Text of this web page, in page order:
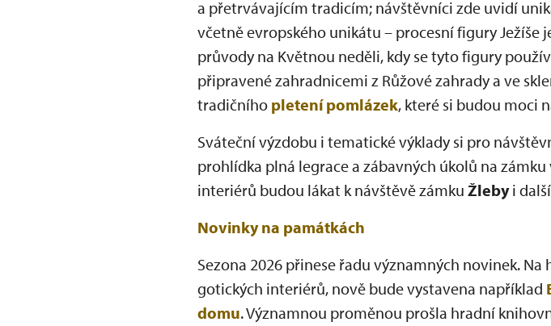
a přetrvávajícím tradicím; návštěvníci zde uvidí
včetně evropského unikátu – procesní figury
průvody na Květnou neděli, kdy se tyto figury
připravené zahradnicemi z Růžové zahrady a ve
tradičního pletení pomlázek, které si budou moci
Sváteční výzdobu i tematické výklady si pro
prohlídka plná legrace a zábavných úkolů na zámku
interiérů budou lákat k návštěvě zámku Žlebyi
Novinky na památkách
Sezona 2026 přinese řadu významných novinek. Na
gotických interiérů, nově bude vystavena například
domu. Významnou proměnou prošla hradní